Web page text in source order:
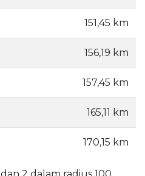
151,45 km
156,19 km
157,45 km
165,11 km
170,15 km